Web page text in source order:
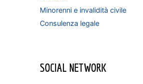
Minorenni e invalidità civile
Consulenza legale
SOCIAL NETWORK